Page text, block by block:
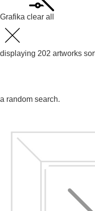
Grafika clear all
displaying 202 artworks
a random search.